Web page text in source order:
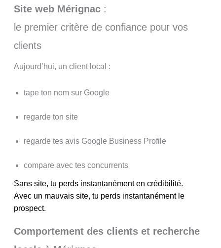
Site web Mérignac:
le premier critère de confiance pour vos
clients
Aujourd’hui, un client local :
tape ton nom sur Google
regarde ton site
regarde tes avis Google Business Profile
compare avec tes concurrents
Sans site, tu perds instantanément en crédibilité.
Avec un mauvais site, tu perds instantanément le
prospect.
Comportement des clients et recherche